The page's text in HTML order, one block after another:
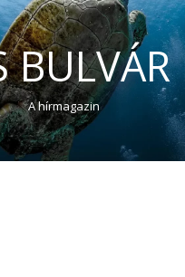
BULVÁR
A hírmagazin